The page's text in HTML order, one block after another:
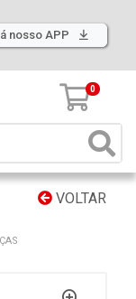
nosso APP
0
VOLTAR